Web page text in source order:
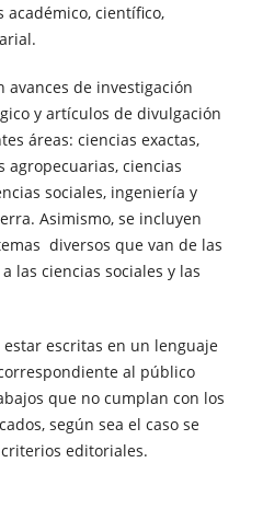
científico,
avances de investigación
y artículos de divulgación
áreas: ciencias exactas,
agropecuarias, ciencias
sociales, ingeniería y
Asimismo, se incluyen
diversos que van de las
las ciencias sociales y las
escritas en un lenguaje
al público
que no cumplan con los
según sea el caso se
editoriales.